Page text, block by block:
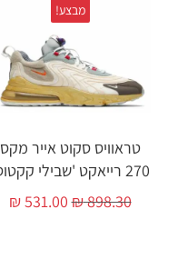
מבצע!
טראוויס סקוט אייר מקס
270 רייאקט 'שבילי קקטוס'
₪898.30
₪531.00